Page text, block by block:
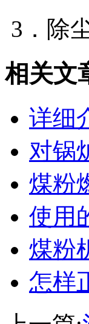
3．除
相关文
详细
对锅
煤粉
使用
煤粉
怎样